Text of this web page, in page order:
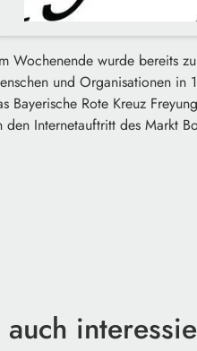
Wochenende wurde bereits
und Organisationen in
Bayerische Rote Kreuz
den Internetauftritt des Markt